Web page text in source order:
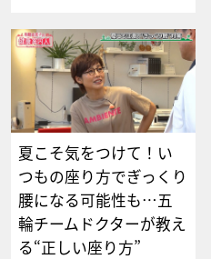
夏こそ気をつけて！い
つもの座り方でぎっくり
腰になる可能性も…五
輪チームドクターが教え
る“正しい座り方”